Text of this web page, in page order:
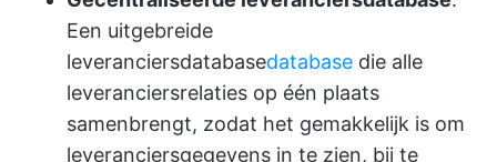
Een uitgebreide
leveranciersdatabasedatabase die alle
leveranciersrelaties op één plaats
samenbrengt, zodat het gemakkelijk is om
leveranciersgegevens in te zien, bij te